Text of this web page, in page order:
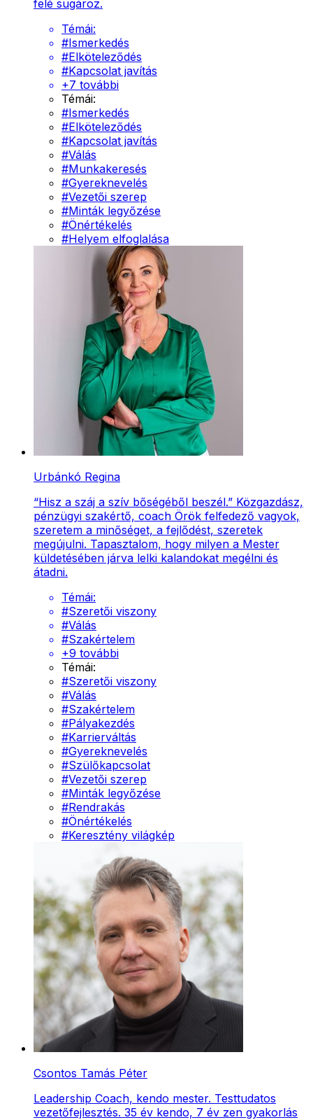
felé sugároz.
Témái:
#Ismerkedés
#Elköteleződés
#Kapcsolat javítás
+7 további
Témái:
#Ismerkedés
#Elköteleződés
#Kapcsolat javítás
#Válás
#Munkakeresés
#Gyereknevelés
#Vezetői szerep
#Minták legyőzése
#Önértékelés
#Helyem elfoglalása
Urbánkó Regina
“Hisz a száj a szív bőségéből beszél.” Közgazdász,
pénzügyi szakértő, coach Örök felfedező vagyok,
szeretem a minőséget, a fejlődést, szeretek
megújulni. Tapasztalom, hogy milyen a Mester
küldetésében járva lelki kalandokat megélni és
átadni.
Témái:
#Szeretői viszony
#Válás
#Szakértelem
+9 további
Témái:
#Szeretői viszony
#Válás
#Szakértelem
#Pályakezdés
#Karrierváltás
#Gyereknevelés
#Szülőkapcsolat
#Vezetői szerep
#Minták legyőzése
#Rendrakás
#Önértékelés
#Keresztény világkép
Csontos Tamás Péter
Leadership Coach, kendo mester. Testtudatos
vezetőfejlesztés. 35 év kendo, 7 év zen gyakorlás